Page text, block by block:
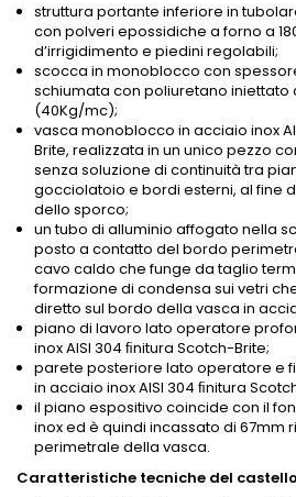
struttura portante inferiore in
con polveri epossidiche a forno a
d’irrigidimento e piedini regolabili;
scocca in monoblocco con
schiumata con poliuretano iniettato
(40Kg/mc);
vasca monoblocco in acciaio inox
Brite, realizzata in un unico pezzo
senza soluzione di continuità tra
gocciolatoio e bordi esterni, al fine
dello sporco;
un tubo di alluminio affogato nella
posto a contatto del bordo
cavo caldo che funge da taglio
formazione di condensa sui vetri
diretto sul bordo della vasca in
piano di lavoro lato operatore
inox AISI 304 ﬁnitura Scotch-Brite;
parete posteriore lato operatore e
in acciaio inox AISI 304 ﬁnitura
il piano espositivo coincide con il
inox ed è quindi incassato di 67mm
perimetrale della vasca.
Caratteristiche tecniche del